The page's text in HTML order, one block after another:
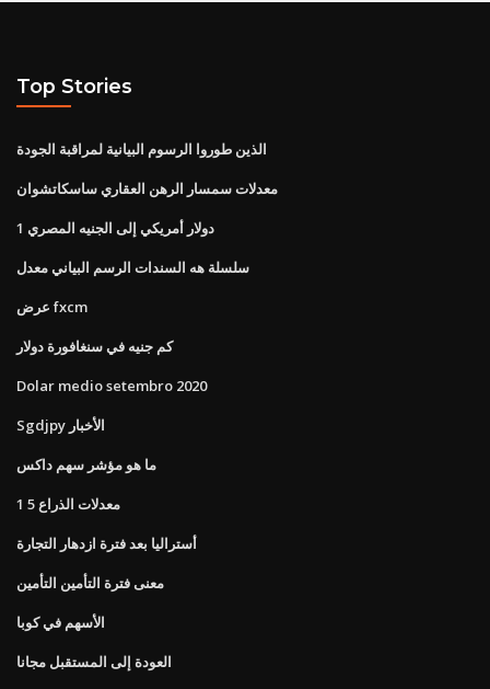
Top Stories
الذين طوروا الرسوم البيانية لمراقبة الجودة
معدلات سمسار الرهن العقاري ساسكاتشوان
1 دولار أمريكي إلى الجنيه المصري
سلسلة هه السندات الرسم البياني معدل
عرض fxcm
كم جنيه في سنغافورة دولار
Dolar medio setembro 2020
Sgdjpy الأخبار
ما هو مؤشر سهم داكس
معدلات الذراع 5 1
أستراليا بعد فترة ازدهار التجارة
معنى فترة التأمين التأمين
الأسهم في كوبا
العودة إلى المستقبل مجانا